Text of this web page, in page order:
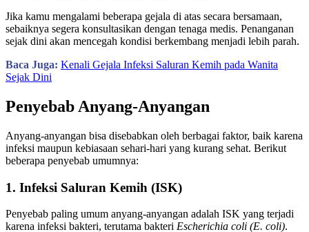
Jika kamu mengalami beberapa gejala di atas secara bersamaan,
sebaiknya segera konsultasikan dengan tenaga medis. Penanganan
sejak dini akan mencegah kondisi berkembang menjadi lebih parah.
Baca Juga: Kenali Gejala Infeksi Saluran Kemih pada Wanita
Sejak Dini
Penyebab Anyang-Anyangan
Anyang-anyangan bisa disebabkan oleh berbagai faktor, baik karena
infeksi maupun kebiasaan sehari-hari yang kurang sehat. Berikut
beberapa penyebab umumnya:
1. Infeksi Saluran Kemih (ISK)
Penyebab paling umum anyang-anyangan adalah ISK yang terjadi
karena infeksi bakteri, terutama bakteri Escherichia coli (E. coli).